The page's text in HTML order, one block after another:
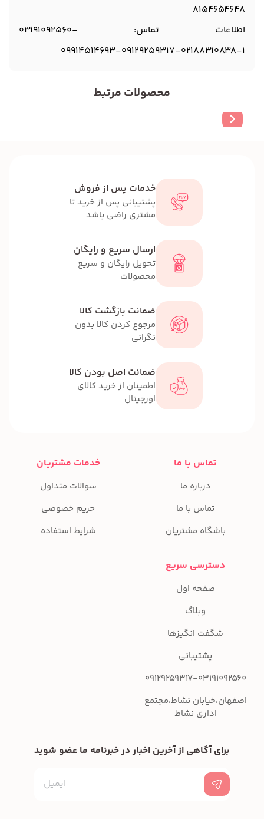
8154654648
اطلاعات تماس:
03191092560-
1
02188310838-
09129259317-
09914514693-
محصولات مرتبط
خدمات پس از فروش
پشتیبانی پس از خرید تا
مشتری راضی باشد
ارسال سریع و رایگان
تحویل رایگان و سریع
محصولات
ضمانت بازگشت کالا
مرجوع کردن کالا بدون
نگرانی
ضمانت اصل بودن کالا
اطمینان از خرید کالای
اورجینال
تماس با ما
درباره ما
تماس با ما
باشگاه مشتریان
خدمات مشتریان
سوالات متداول
حریم خصوصی
شرایط استفاده
دسترسی سریع
صفحه اول
وبلاگ
شگفت انگیزها
پشتیبانی
09129259317-03191092560
اصفهان،خیابان نشاط،مجتمع
اداری نشاط
برای آگاهی از آخرین اخبار در خبرنامه ما عضو شوید